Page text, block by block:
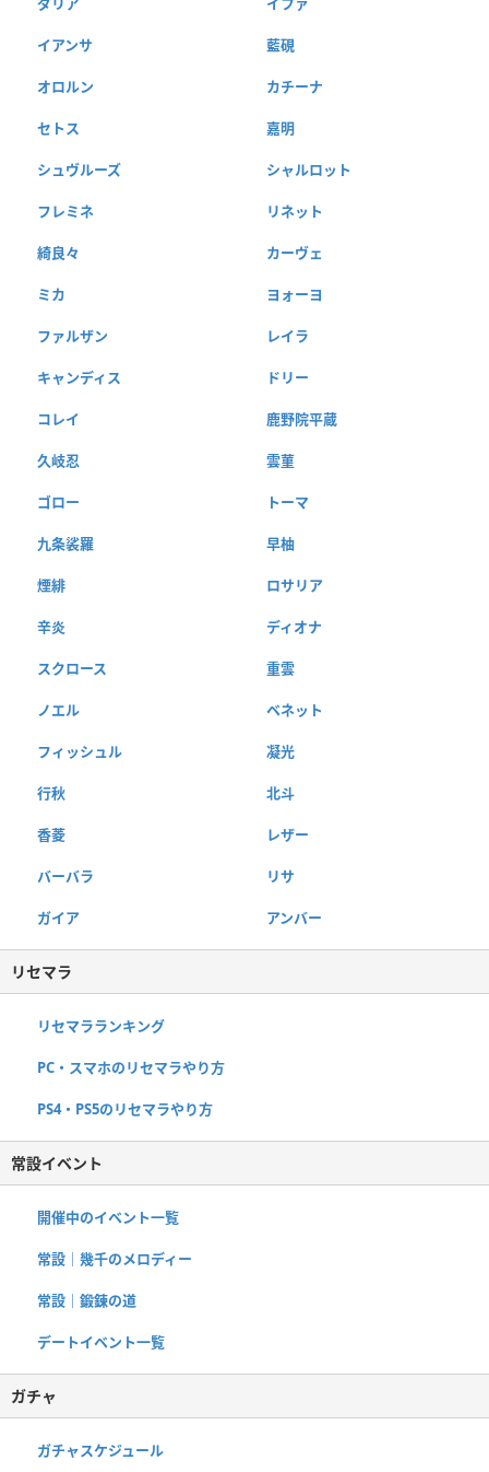
イアンサ 藍硯
オロルン カチーナ
セトス 嘉明
シュヴルーズ シャルロット
フレミネ リネット
綺良々 カーヴェ
ミカ ヨォーヨ
ファルザン レイラ
キャンディス ドリー
コレイ 鹿野院平蔵
久岐忍 雲菫
ゴロー トーマ
九条裟羅 早柚
煙緋 ロサリア
辛炎 ディオナ
スクロース 重雲
ノエル ベネット
フィッシュル 凝光
行秋 北斗
香菱 レザー
バーバラ リサ
ガイア アンバー
リセマラ
リセマラランキング
PC・スマホのリセマラやり方
PS4・PS5のリセマラやり方
常設イベント
開催中のイベント一覧
常設｜幾千のメロディー
常設｜鍛錬の道
デートイベント一覧
ガチャ
ガチャスケジュール